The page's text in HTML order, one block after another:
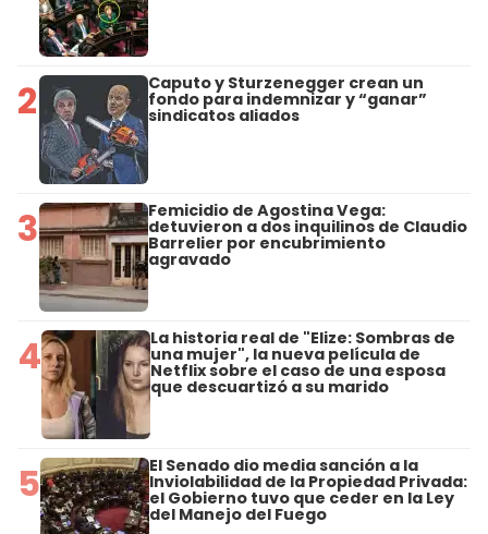
2 Caputo y Sturzenegger crean un
fondo para indemnizar y “ganar”
sindicatos aliados
3 Femicidio de Agostina Vega:
detuvieron a dos inquilinos de Claudio
Barrelier por encubrimiento
agravado
4 La historia real de "Elize: Sombras de
una mujer", la nueva película de
Netflix sobre el caso de una esposa
que descuartizó a su marido
5 El Senado dio media sanción a la
Inviolabilidad de la Propiedad Privada:
el Gobierno tuvo que ceder en la Ley
del Manejo del Fuego